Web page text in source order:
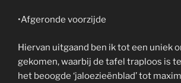
•Afgeronde voorzijde
Hiervan uitgaand ben ik tot een uniek
gekomen, waarbij de tafel traploos is
het beoogde ‘jaloezieënblad’ tot